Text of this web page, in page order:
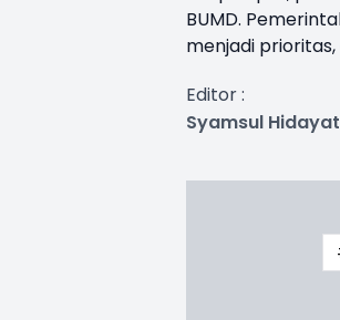
BUMD.
menjadi
Editor :
Syamsul Hidayat